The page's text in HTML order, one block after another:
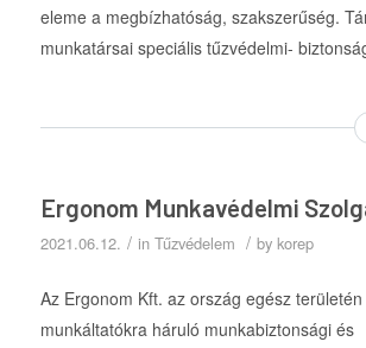
eleme a megbízhatóság, szakszerűség.
munkatársai speciális tűzvédelmi-
Ergonom Munkavédelmi
2021.06.12. / in Tűzvédelem / by korep
Az Ergonom Kft. az ország egész
munkáltatókra háruló munkabiztonsági és